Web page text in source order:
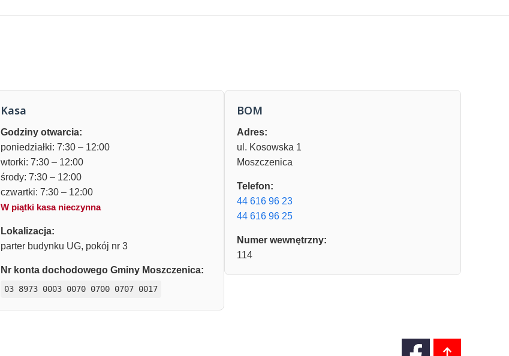
Kasa
Godziny otwarcia:
poniedziałki: 7:30 – 12:00
wtorki: 7:30 – 12:00
środy: 7:30 – 12:00
czwartki: 7:30 – 12:00
W piątki kasa nieczynna
Lokalizacja:
parter budynku UG, pokój nr 3
Nr konta dochodowego Gminy Moszczenica:
03 8973 0003 0070 0700 0707 0017
BOM
Adres:
ul. Kosowska 1
Moszczenica
Telefon:
44 616 96 23
44 616 96 25
Numer wewnętrzny:
114